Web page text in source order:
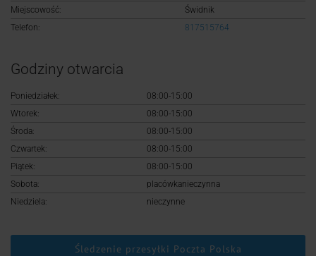
Miejscowość:
Świdnik
Telefon:
817515764
Godziny otwarcia
Poniedziałek:
08:00-15:00
Wtorek:
08:00-15:00
Środa:
08:00-15:00
Czwartek:
08:00-15:00
Piątek:
08:00-15:00
Sobota:
placówkanieczynna
Niedziela:
nieczynne
Śledzenie przesyłki Poczta Polska